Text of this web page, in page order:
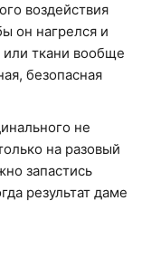
воздействия
он нагрелся и
или ткани вообще
безопасная
не
на разовый
запастись
результат даме